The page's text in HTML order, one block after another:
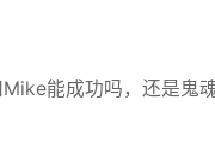
能成功吗，还是鬼